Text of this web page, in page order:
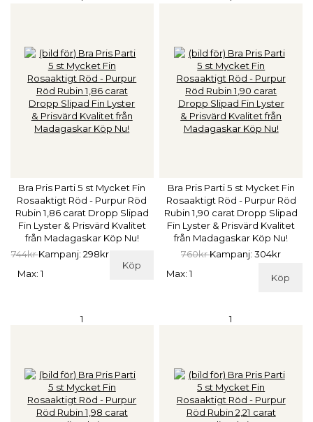
Bra Pris Parti 5 st Mycket Fin
Rosaaktigt Röd - Purpur Röd
Rubin 1,86 carat Dropp Slipad
Fin Lyster & Prisvärd Kvalitet
från Madagaskar Köp Nu!
744krKampanj: 298kr
Köp
Max: 1
Bra Pris Parti 5 st Mycket Fin
Rosaaktigt Röd - Purpur Röd
Rubin 1,90 carat Dropp Slipad
Fin Lyster & Prisvärd Kvalitet
från Madagaskar Köp Nu!
760krKampanj: 304kr
Köp
Max: 1
1 1